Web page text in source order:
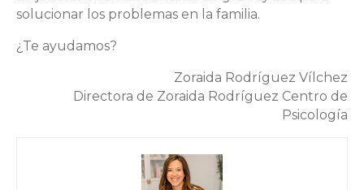
solucionar los problemas en la familia.
¿Te ayudamos?
Zoraida Rodríguez Vílchez
Directora de Zoraida Rodríguez Centro de
Psicología